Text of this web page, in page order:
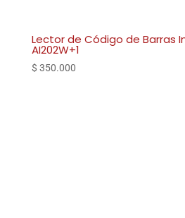
Lector de Código de Barras
AI202W+1
$ 350.000